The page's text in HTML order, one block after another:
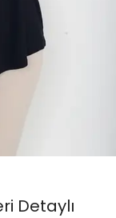
Detaylı